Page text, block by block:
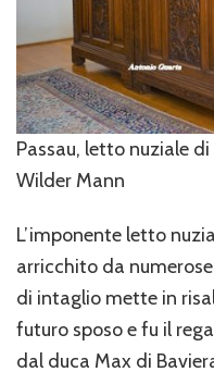
Passau, letto nuziale
Wilder Mann
L’imponente letto
arricchito da
di intaglio mette in
futuro sposo e fu il
dal duca Max di